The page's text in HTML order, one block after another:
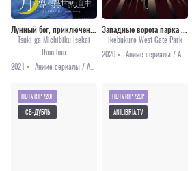
Tsuki ga Michibiku Isekai
Douchuu
2021 •
Ikebukuro West Gate Park
2020 •
HDTVRIP 720P
СВ-ДУБЛЬ
HDTVRIP 720P
ANILIBRIA.TV